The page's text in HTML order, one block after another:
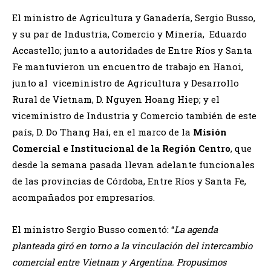
El ministro de Agricultura y Ganadería, Sergio Busso,
y su par de Industria, Comercio y Minería, Eduardo
Accastello; junto a autoridades de Entre Ríos y Santa
Fe mantuvieron un encuentro de trabajo en Hanoi,
junto al viceministro de Agricultura y Desarrollo
Rural de Vietnam, D. Nguyen Hoang Hiep; y el
viceministro de Industria y Comercio también de este
país, D. Do Thang Hai, en el marco de la Misión
Comercial e Institucional de la Región Centro, que
desde la semana pasada llevan adelante funcionales
de las provincias de Córdoba, Entre Ríos y Santa Fe,
acompañados por empresarios.
El ministro Sergio Busso comentó: “La agenda
planteada giró en torno a la vinculación del intercambio
comercial entre Vietnam y Argentina. Propusimos